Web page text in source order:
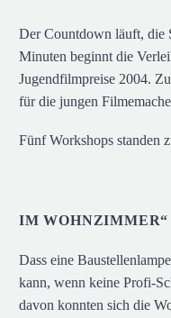
Der Countdown läuft, die
Minuten beginnt die
Jugendfilmpreise 2004.
für die jungen
Fünf Workshops standen
IM
Dass eine
kann, wenn keine Profi-
davon konnten sich die